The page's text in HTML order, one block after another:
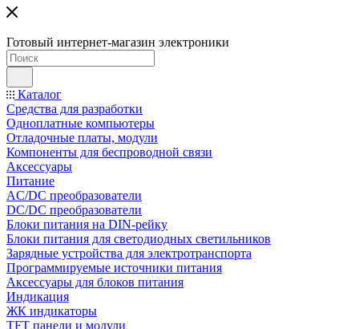
Готовый интернет-магазин электроники
Каталог
Средства для разработки
Одноплатные компьютеры
Отладочные платы, модули
Компоненты для беспроводной связи
Аксессуары
Питание
AC/DC преобразователи
DC/DC преобразователи
Блоки питания на DIN-рейку
Блоки питания для светодиодных светильников
Зарядные устройства для электротранспорта
Программируемые источники питания
Аксессуары для блоков питания
Индикация
ЖК индикаторы
TFT панели и модули